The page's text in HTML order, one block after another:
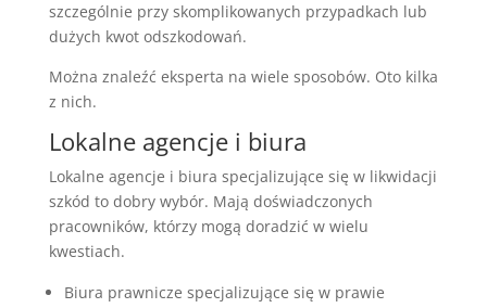
szczególnie przy skomplikowanych przypadkach lub
dużych kwot odszkodowań.
Można znaleźć eksperta na wiele sposobów. Oto kilka
z nich.
Lokalne agencje i biura
Lokalne agencje i biura specjalizujące się w likwidacji
szkód to dobry wybór. Mają doświadczonych
pracowników, którzy mogą doradzić w wielu
kwestiach.
Biura prawnicze specjalizujące się w prawie